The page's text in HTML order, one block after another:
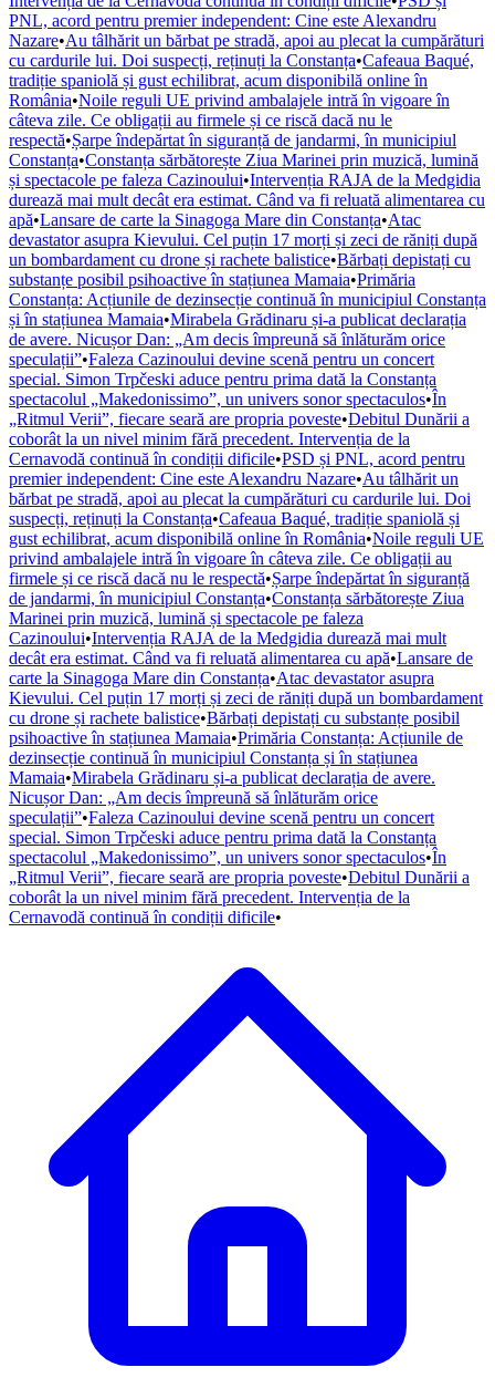
PNL, acord pentru premier independent: Cine este Alexandru
Nazare•Au tâlhărit un bărbat pe stradă, apoi au plecat la cumpărături
cu cardurile lui. Doi suspecți, reținuți la Constanța•Cafeaua Baqué,
tradiție spaniolă și gust echilibrat, acum disponibilă online în
România•Noile reguli UE privind ambalajele intră în vigoare în
câteva zile. Ce obligații au firmele și ce riscă dacă nu le
respectă•Șarpe îndepărtat în siguranță de jandarmi, în municipiul
Constanța•Constanța sărbătorește Ziua Marinei prin muzică, lumină
și spectacole pe faleza Cazinoului•Intervenția RAJA de la Medgidia
durează mai mult decât era estimat. Când va fi reluată alimentarea cu
apă•Lansare de carte la Sinagoga Mare din Constanța•Atac
devastator asupra Kievului. Cel puțin 17 morți și zeci de răniți după
un bombardament cu drone și rachete balistice•Bărbați depistați cu
substanțe posibil psihoactive în stațiunea Mamaia•Primăria
Constanța: Acțiunile de dezinsecție continuă în municipiul Constanța
și în stațiunea Mamaia•Mirabela Grădinaru și-a publicat declarația
de avere. Nicușor Dan: „Am decis împreună să înlăturăm orice
speculații”•Faleza Cazinoului devine scenă pentru un concert
special. Simon Trpčeski aduce pentru prima dată la Constanța
spectacolul „Makedonissimo”, un univers sonor spectaculos•În
„Ritmul Verii”, fiecare seară are propria poveste•Debitul Dunării a
coborât la un nivel minim fără precedent. Intervenția de la
Cernavodă continuă în condiții dificile•PSD și PNL, acord pentru
premier independent: Cine este Alexandru Nazare•Au tâlhărit un
bărbat pe stradă, apoi au plecat la cumpărături cu cardurile lui. Doi
suspecți, reținuți la Constanța•Cafeaua Baqué, tradiție spaniolă și
gust echilibrat, acum disponibilă online în România•Noile reguli UE
privind ambalajele intră în vigoare în câteva zile. Ce obligații au
firmele și ce riscă dacă nu le respectă•Șarpe îndepărtat în siguranță
de jandarmi, în municipiul Constanța•Constanța sărbătorește Ziua
Marinei prin muzică, lumină și spectacole pe faleza
Cazinoului•Intervenția RAJA de la Medgidia durează mai mult
decât era estimat. Când va fi reluată alimentarea cu apă•Lansare de
carte la Sinagoga Mare din Constanța•Atac devastator asupra
Kievului. Cel puțin 17 morți și zeci de răniți după un bombardament
cu drone și rachete balistice•Bărbați depistați cu substanțe posibil
psihoactive în stațiunea Mamaia•Primăria Constanța: Acțiunile de
dezinsecție continuă în municipiul Constanța și în stațiunea
Mamaia•Mirabela Grădinaru și-a publicat declarația de avere.
Nicușor Dan: „Am decis împreună să înlăturăm orice
speculații”•Faleza Cazinoului devine scenă pentru un concert
special. Simon Trpčeski aduce pentru prima dată la Constanța
spectacolul „Makedonissimo”, un univers sonor spectaculos•În
„Ritmul Verii”, fiecare seară are propria poveste•Debitul Dunării a
coborât la un nivel minim fără precedent. Intervenția de la
Cernavodă continuă în condiții dificile•